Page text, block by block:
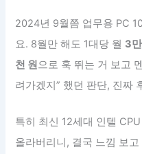
2024년 9월쯤 업무용 PC
요. 8월만 해도 1대당 월 3
천 원으로 훅 뛰는 거 보고
려가겠지” 했던 판단, 진짜
특히 최신 12세대 인텔
올라버리니, 결국 느낌 보